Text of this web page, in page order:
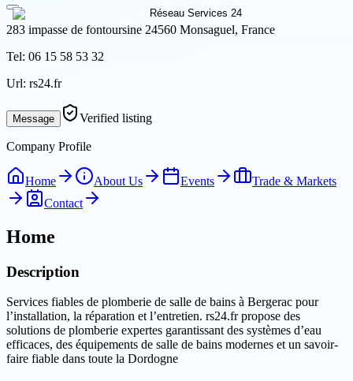
283 impasse de fontoursine 24560 Monsaguel, France
Tel: 06 15 58 53 32
Url: rs24.fr
Message Verified listing
Company Profile
Home About Us Events
Trade & Markets
Contact
Home
Description
Services fiables de plomberie de salle de bains à Bergerac pour
l’installation, la réparation et l’entretien. rs24.fr propose des
solutions de plomberie expertes garantissant des systèmes d’eau
efficaces, des équipements de salle de bains modernes et un savoir-
faire fiable dans toute la Dordogne